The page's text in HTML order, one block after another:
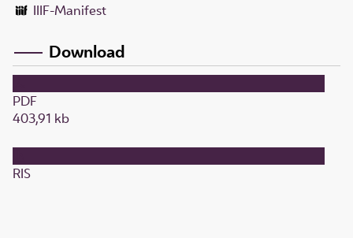
IIIF-Manifest
Download
PDF
403,91 kb
RIS